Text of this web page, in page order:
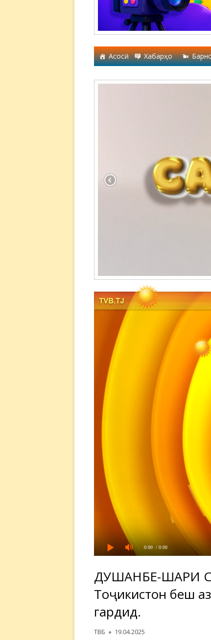
Асосӣ Хабарҳо
0:00 / 0:00
ДУШАНБЕ-ШАҲРИ
Тоҷикистон беш
гардид.
Автор
ТВБ Опубликовано
19.04.2025